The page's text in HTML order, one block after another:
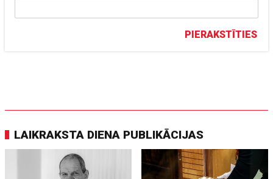
PIERAKSTĪTIES
LAIKRAKSTA DIENA PUBLIKĀCIJAS